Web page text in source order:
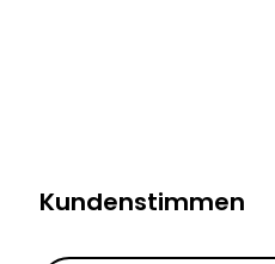
Kundenstimmen